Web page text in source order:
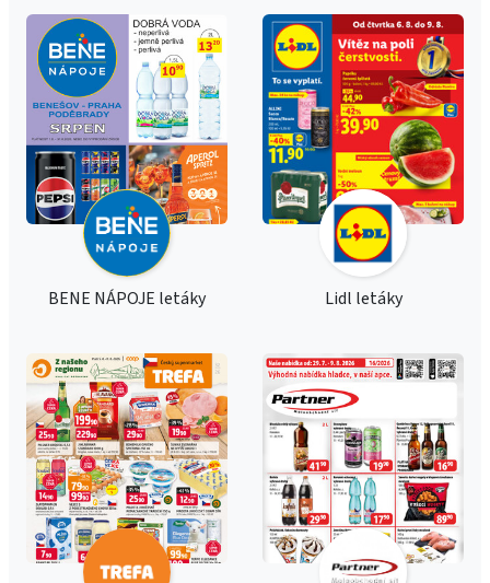
BENE NÁPOJE letáky Lidl letáky